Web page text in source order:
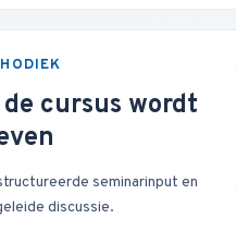
de cursus wordt
seminarinput en
discussie.